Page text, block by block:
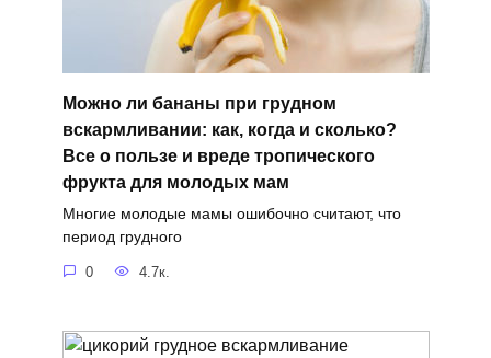
Можно ли бананы при грудном
вскармливании: как, когда и сколько?
Все о пользе и вреде тропического
фрукта для молодых мам
Многие молодые мамы ошибочно считают, что
период грудного
0 4.7к.